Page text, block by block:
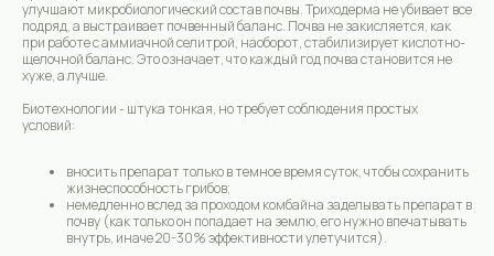
улучшают микробиологический состав почвы. Триходерма не убивает все
подряд, а выстраивает почвенный баланс. Почва не закисляется, как
при работе с аммиачной селитрой, наоборот, стабилизирует кислотно-
щелочной баланс. Это означает, что каждый год почва становится не
хуже, а лучше.
Биотехнологии - штука тонкая, но требует соблюдения простых
условий:
вносить препарат только в темное время суток, чтобы сохранить
жизнеспособность грибов;
немедленно вслед за проходом комбайна заделывать препарат в
почву (как только он попадает на землю, его нужно впечатывать
внутрь, иначе 20-30% эффективности улетучится).